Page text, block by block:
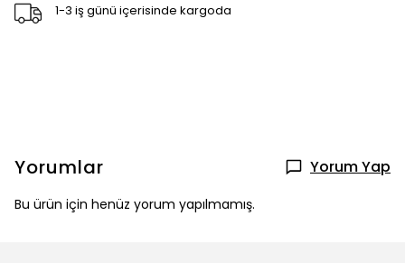
1-3 iş günü içerisinde kargoda
Yorumlar Yorum Yap
Bu ürün için henüz yorum yapılmamış.